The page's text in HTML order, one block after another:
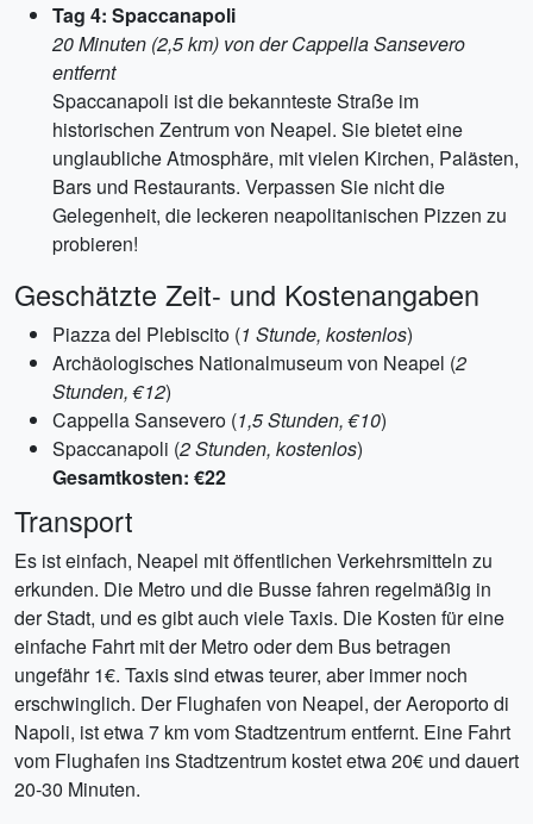
Tag 4: Spaccanapoli
20 Minuten (2,5 km) von der Cappella Sansevero
entfernt
Spaccanapoli ist die bekannteste Straße im
historischen Zentrum von Neapel. Sie bietet eine
unglaubliche Atmosphäre, mit vielen Kirchen, Palästen,
Bars und Restaurants. Verpassen Sie nicht die
Gelegenheit, die leckeren neapolitanischen Pizzen zu
probieren!
Geschätzte Zeit- und Kostenangaben
Piazza del Plebiscito (1 Stunde, kostenlos)
Archäologisches Nationalmuseum von Neapel (2
Stunden, €12)
Cappella Sansevero (1,5 Stunden, €10)
Spaccanapoli (2 Stunden, kostenlos)
Gesamtkosten: €22
Transport
Es ist einfach, Neapel mit öffentlichen Verkehrsmitteln zu
erkunden. Die Metro und die Busse fahren regelmäßig in
der Stadt, und es gibt auch viele Taxis. Die Kosten für eine
einfache Fahrt mit der Metro oder dem Bus betragen
ungefähr 1€. Taxis sind etwas teurer, aber immer noch
erschwinglich. Der Flughafen von Neapel, der Aeroporto di
Napoli, ist etwa 7 km vom Stadtzentrum entfernt. Eine Fahrt
vom Flughafen ins Stadtzentrum kostet etwa 20€ und dauert
20-30 Minuten.